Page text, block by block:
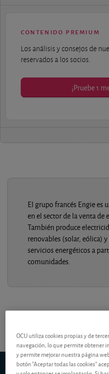
contenido premium
Los análisis y consejos de
reservados a los socios.
¡Pruebe 1
El grupo francés Engie es
en el sector de la venta
También produce
renovables (solar, eólica)
servicios energéticos a
comunidades.
Engie(París)
OCU utiliza cookies propias y de
navegación, lo que permite obtener
y permite mejorar nuestra página
botón "Aceptar todas las cookies"